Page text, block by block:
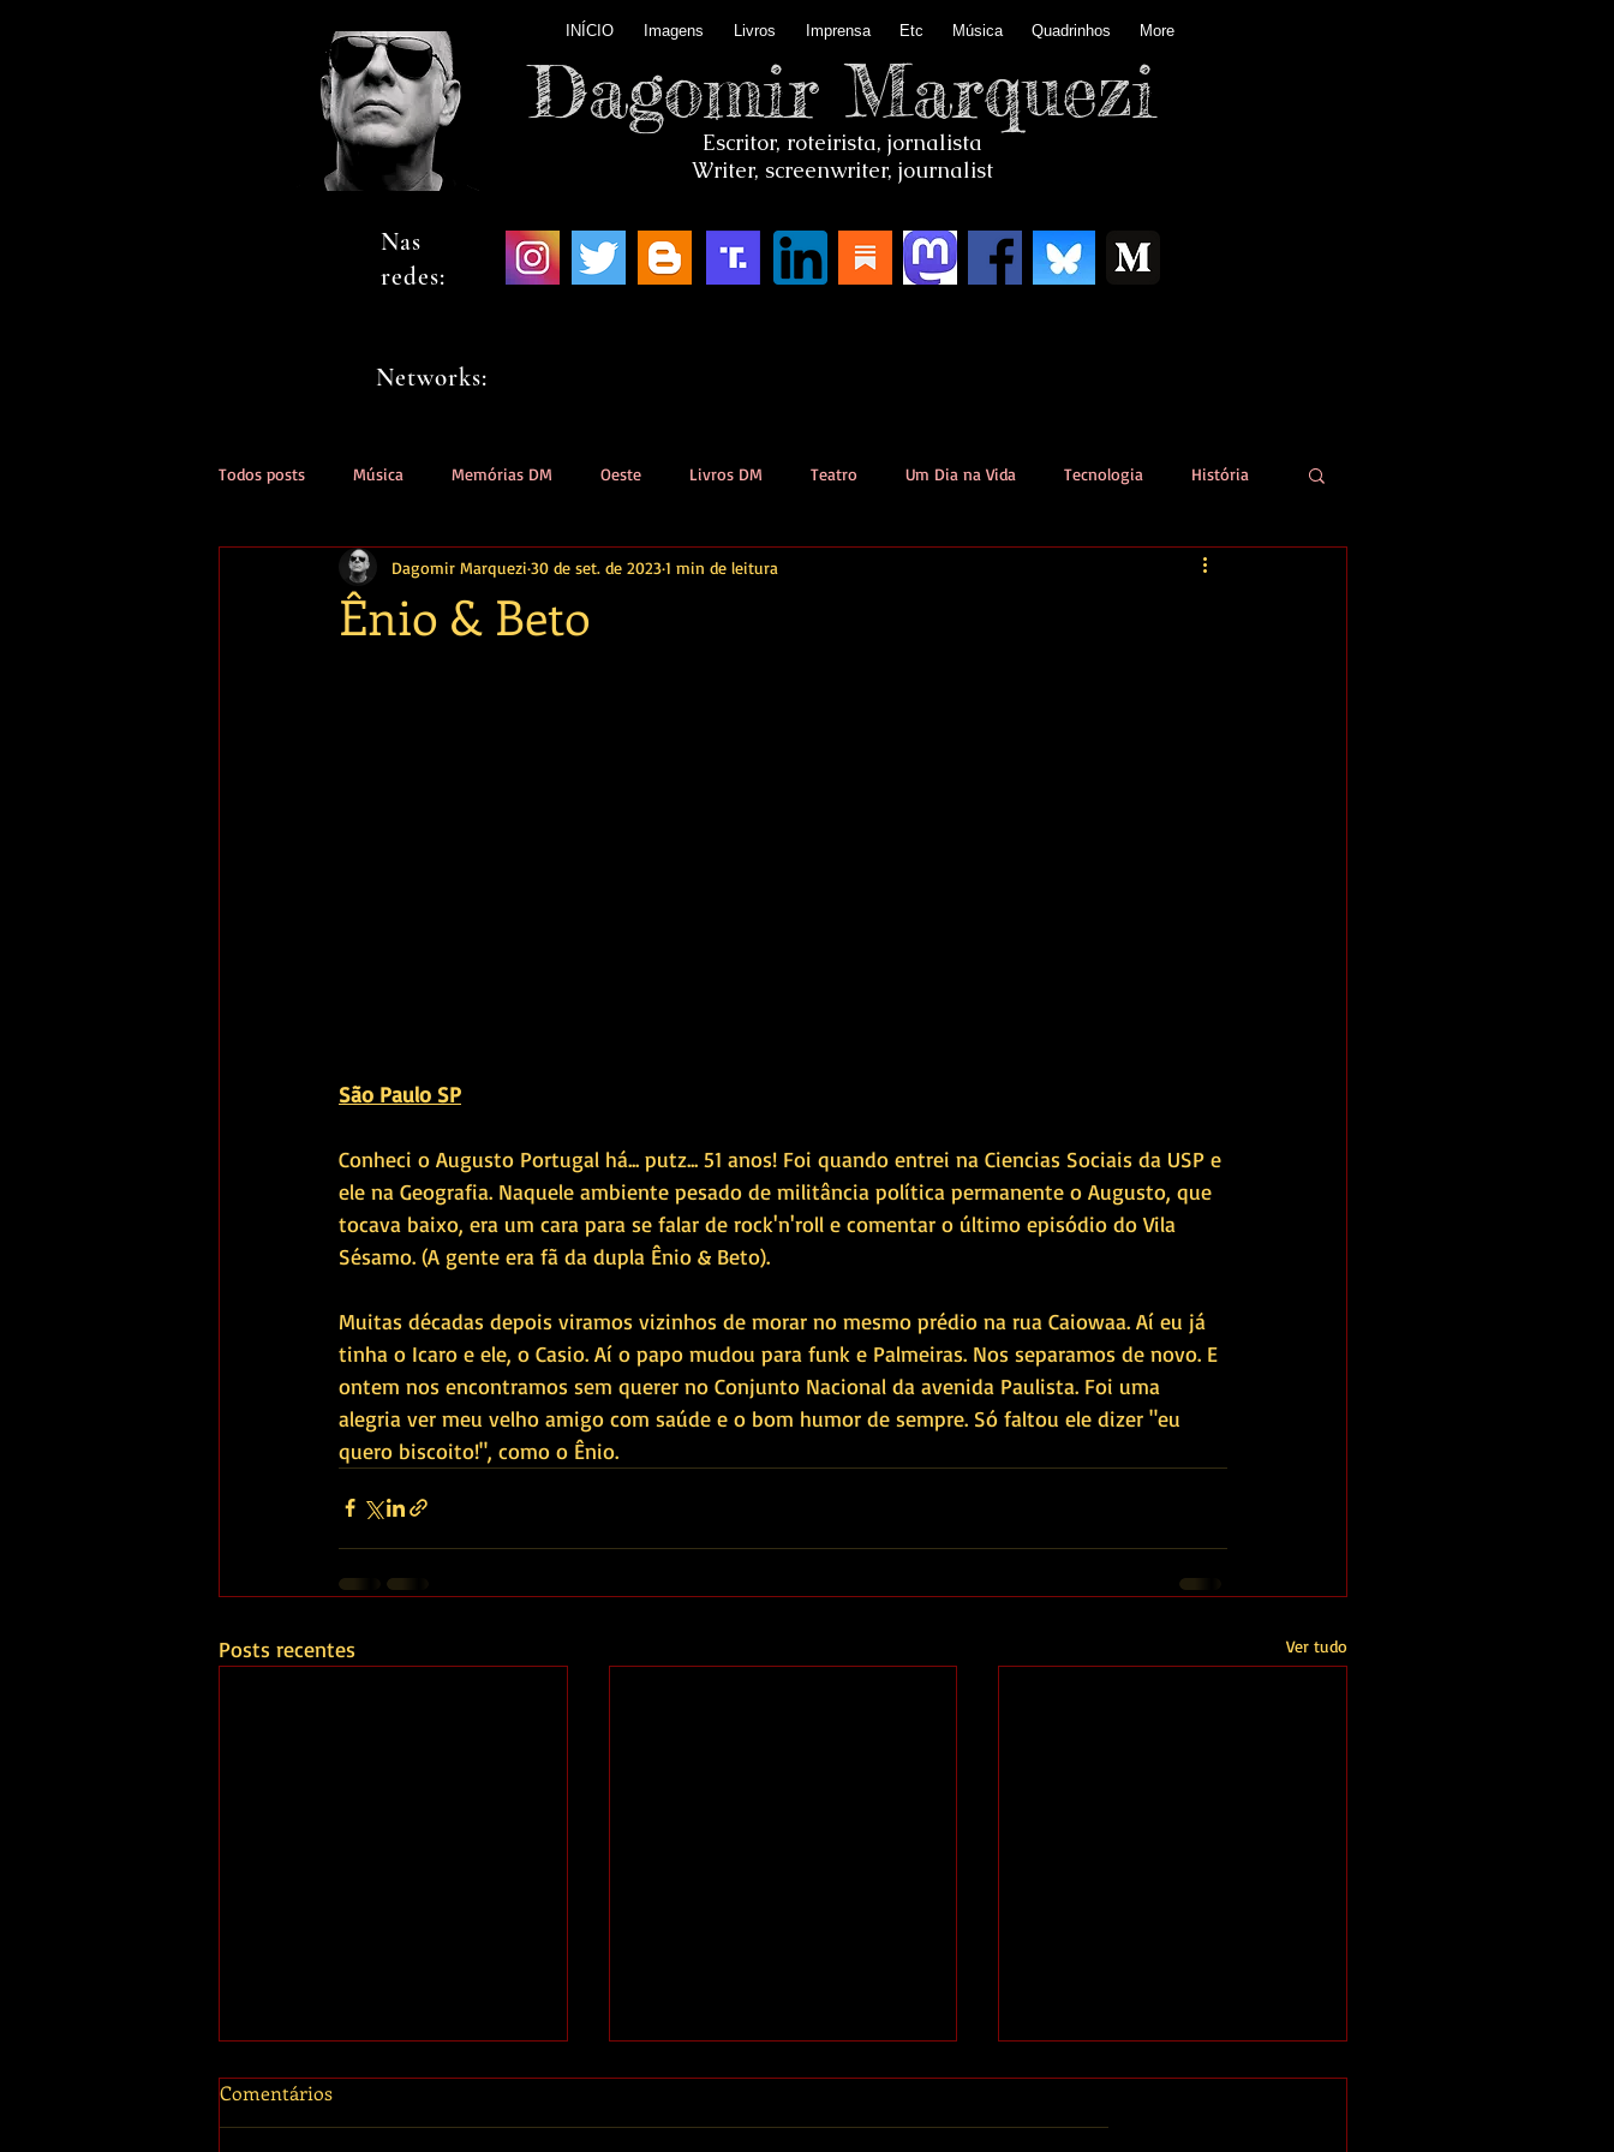
INÍCIO Imagens Livros Imprensa Etc Música Quadrinhos More
Dagomir Marquezi
Escritor, roteirista, jornalista
Writer, screenwriter, journalist
Nas
redes:
Networks:
Todos posts Música Memórias DM Oeste Livros DM Teatro Um Dia na Vida Tecnologia História
Ênio & Beto
Dagomir Marquezi 30 de set. de 20231 min de leitura
São Paulo SP
Conheci o Augusto Portugal há... putz... 51 anos! Foi quando entrei na Ciencias Sociais da USP e
ele na Geografia. Naquele ambiente pesado de militância política permanente o Augusto, que
tocava baixo, era um cara para se falar de rock'n'roll e comentar o último episódio do Vila
Sésamo. (A gente era fã da dupla Ênio & Beto).
Muitas décadas depois viramos vizinhos de morar no mesmo prédio na rua Caiowaa. Aí eu já
tinha o Icaro e ele, o Casio. Aí o papo mudou para funk e Palmeiras. Nos separamos de novo. E
ontem nos encontramos sem querer no Conjunto Nacional da avenida Paulista. Foi uma
alegria ver meu velho amigo com saúde e o bom humor de sempre. Só faltou ele dizer "eu
quero biscoito!", como o Ênio.
Posts recentes Ver tudo
Comentários